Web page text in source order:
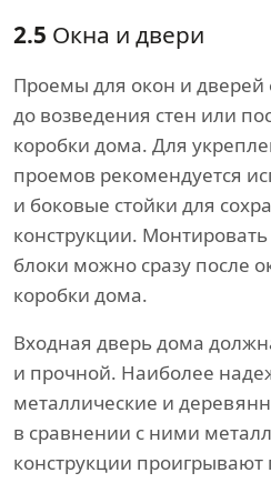
2.5 Окна и двери
Проемы для окон и
до возведения стен или
коробки дома. Для
проемов рекомендуется
и боковые стойки для
конструкции.
блоки можно сразу после
коробки дома.
Входная дверь дома
и прочной. Наиболее
металлические и
в сравнении с ними
конструкции проигрывают